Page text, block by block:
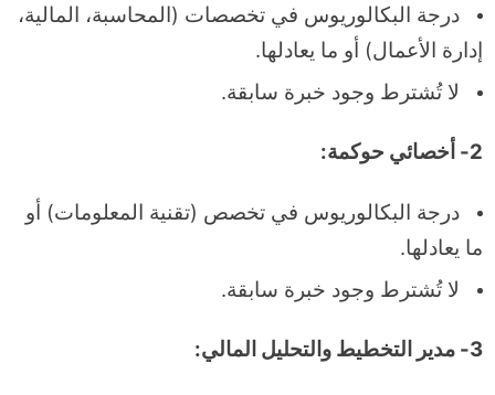
درجة البكالوريوس في تخصصات (المحاسبة، المالية،
إدارة الأعمال) أو ما يعادلها.
لا تُشترط وجود خبرة سابقة.
2- أخصائي حوكمة:
درجة البكالوريوس في تخصص (تقنية المعلومات) أو
ما يعادلها.
لا تُشترط وجود خبرة سابقة.
3- مدير التخطيط والتحليل المالي: